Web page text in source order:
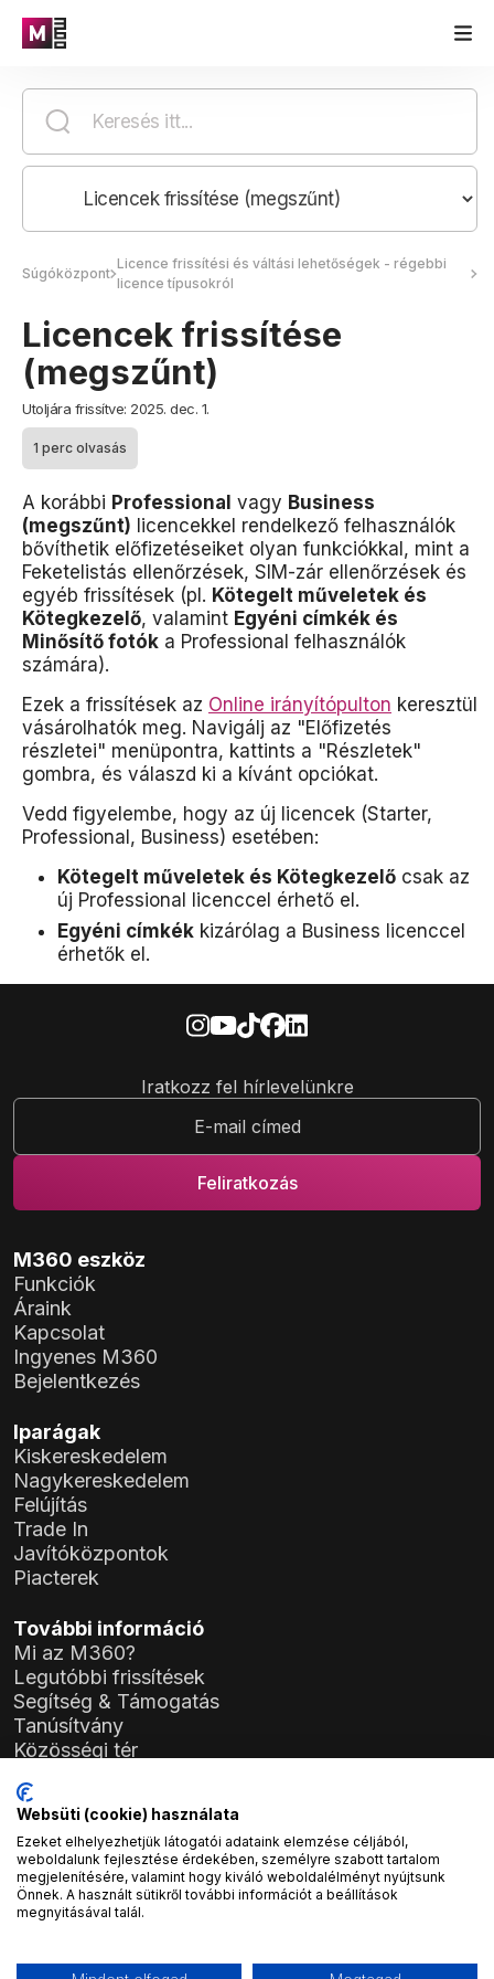
Súgóközpont
Licence frissítési és váltási lehetőségek - régebbi
licence típusokról
Licencek frissítése
(megszűnt)
Utoljára frissítve: 2025. dec. 1.
1 perc olvasás
A korábbi Professional vagy Business
(megszűnt) licencekkel rendelkező felhasználók
bővíthetik előfizetéseiket olyan funkciókkal, mint a
Feketelistás ellenőrzések, SIM-zár ellenőrzések és
egyéb frissítések (pl. Kötegelt műveletek és
Kötegkezelő, valamint Egyéni címkék és
Minősítő fotók a Professional felhasználók
számára).
Ezek a frissítések az Online irányítópulton keresztül
vásárolhatók meg. Navigálj az "Előfizetés
részletei" menüpontra, kattints a "Részletek"
gombra, és válaszd ki a kívánt opciókat.
Vedd figyelembe, hogy az új licencek (Starter,
Professional, Business) esetében:
Kötegelt műveletek és Kötegkezelő csak az
új Professional licenccel érhető el.
Egyéni címkék kizárólag a Business licenccel
érhetők el.
Iratkozz fel hírlevelünkre
M360 eszköz
Funkciók
Áraink
Kapcsolat
Ingyenes M360
Bejelentkezés
Iparágak
Kiskereskedelem
Nagykereskedelem
Felújítás
Trade In
Javítóközpontok
Piacterek
További információ
Mi az M360?
Legutóbbi frissítések
Segítség & Támogatás
Tanúsítvány
Közösségi tér
Általános Szerződési Feltételek (ÁSZF)
Adatkezelési Tájékoztató
General Data Protection Regulation (GDPR)
Cégadatok
Atlas Soft Kft.
1117 Budapest, Magyarország
Websüti (cookie) használata
Ezeket elhelyezhetjük látogatói adataink elemzése céljából,
weboldalunk fejlesztése érdekében, személyre szabott tartalom
megjelenítésére, valamint hogy kiváló weboldalélményt nyújtsunk
Önnek. A használt sütikről további információt a beállítások
megnyitásával talál.